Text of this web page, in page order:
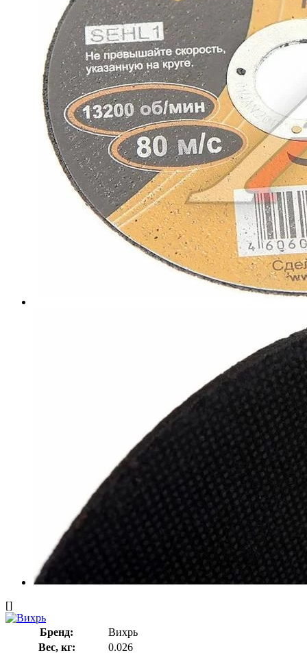
[]
Бренд:
Вихрь
Вес, кг:
0.026